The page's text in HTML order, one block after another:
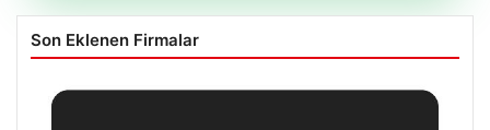
Son Eklenen Firmalar